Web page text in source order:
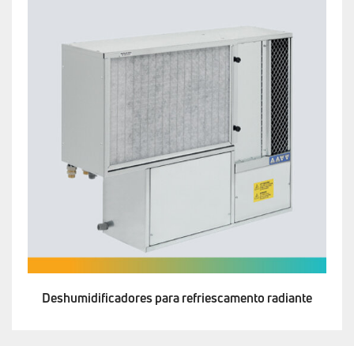
Deshumidificadores para refriescamento radiante